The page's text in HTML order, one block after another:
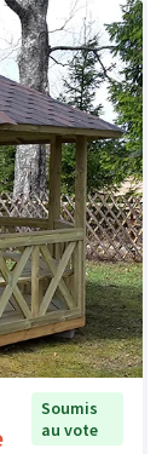
Soumis
au vote